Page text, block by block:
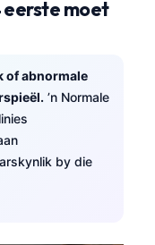
eerste moet
of abnormale
’n Normale
by die